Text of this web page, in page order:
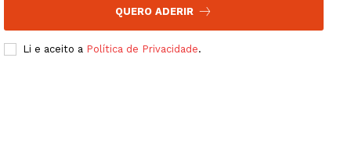
QUERO ADERIR
Li e aceito a Política de Privacidade.